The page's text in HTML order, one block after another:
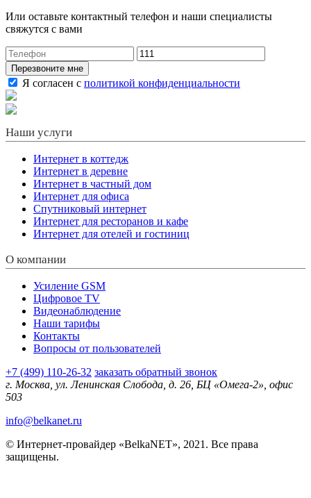
Или оставьте контактный телефон и наши специалисты
свяжутся с вами
Перезвоните мне
Я согласен с политикой конфиденциальности
Наши услуги
Интернет в коттедж
Интернет в деревне
Интернет в частный дом
Интернет для офиса
Спутниковый интернет
Интернет для ресторанов и кафе
Интернет для отелей и гостиниц
О компании
Усиление GSM
Цифровое TV
Видеонаблюдение
Наши тарифы
Контакты
Вопросы от пользователей
+7 (499) 110-26-32 заказать обратный звонок
г. Москва, ул. Ленинская Слобода, д. 26, БЦ «Омега-2», офис
503
info@belkanet.ru
© Интернет-провайдер «BelkaNET», 2021. Все права
защищены.